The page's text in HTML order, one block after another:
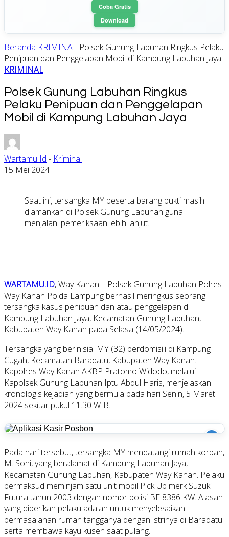
Coba Gratis
Download
Beranda KRIMINAL Polsek Gunung Labuhan Ringkus Pelaku
Penipuan dan Penggelapan Mobil di Kampung Labuhan Jaya
KRIMINAL
Polsek Gunung Labuhan Ringkus
Pelaku Penipuan dan Penggelapan
Mobil di Kampung Labuhan Jaya
Wartamu Id - Kriminal
15 Mei 2024
Saat ini, tersangka MY beserta barang bukti masih
diamankan di Polsek Gunung Labuhan guna
menjalani pemeriksaan lebih lanjut.
WARTAMU.ID, Way Kanan – Polsek Gunung Labuhan Polres
Way Kanan Polda Lampung berhasil meringkus seorang
tersangka kasus penipuan dan atau penggelapan di
Kampung Labuhan Jaya, Kecamatan Gunung Labuhan,
Kabupaten Way Kanan pada Selasa (14/05/2024).
Tersangka yang berinisial MY (32) berdomisili di Kampung
Cugah, Kecamatan Baradatu, Kabupaten Way Kanan.
Kapolres Way Kanan AKBP Pratomo Widodo, melalui
Kapolsek Gunung Labuhan Iptu Abdul Haris, menjelaskan
kronologis kejadian yang bermula pada hari Senin, 5 Maret
2024 sekitar pukul 11.30 WIB.
i
Pada hari tersebut, tersangka MY mendatangi rumah korban,
M. Soni, yang beralamat di Kampung Labuhan Jaya,
Kecamatan Gunung Labuhan, Kabupaten Way Kanan. Pelaku
bermaksud meminjam satu unit mobil Pick Up merk Suzuki
Futura tahun 2003 dengan nomor polisi BE 8386 KW. Alasan
yang diberikan pelaku adalah untuk menyelesaikan
permasalahan rumah tangganya dengan istrinya di Baradatu
serta membawa kayu kusen saat pulang.